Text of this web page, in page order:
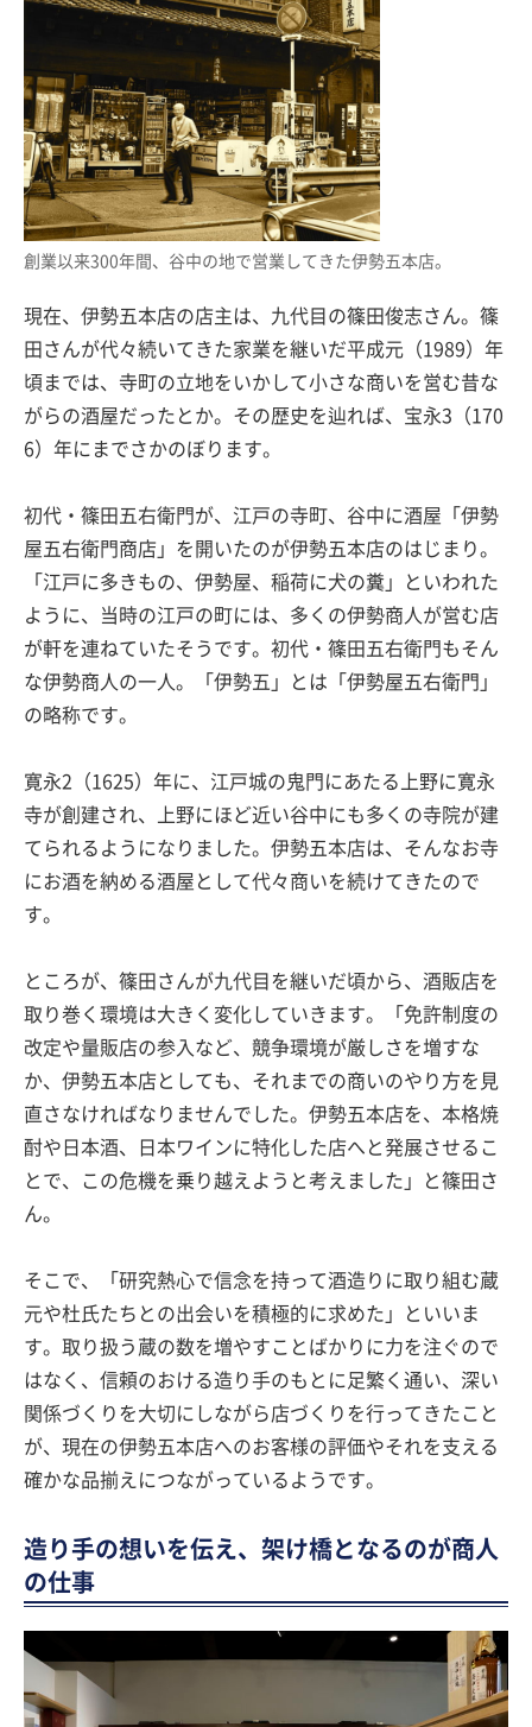
創業以来300年間、谷中の地で営業してきた伊勢五本店。
現在、伊勢五本店の店主は、九代目の篠田俊志さん。篠
田さんが代々続いてきた家業を継いだ平成元（1989）年
頃までは、寺町の立地をいかして小さな商いを営む昔な
がらの酒屋だったとか。その歴史を辿れば、宝永3（170
6）年にまでさかのぼります。
初代・篠田五右衛門が、江戸の寺町、谷中に酒屋「伊勢
屋五右衛門商店」を開いたのが伊勢五本店のはじまり。
「江戸に多きもの、伊勢屋、稲荷に犬の糞」といわれた
ように、当時の江戸の町には、多くの伊勢商人が営む店
が軒を連ねていたそうです。初代・篠田五右衛門もそん
な伊勢商人の一人。「伊勢五」とは「伊勢屋五右衛門」
の略称です。
寛永2（1625）年に、江戸城の鬼門にあたる上野に寛永
寺が創建され、上野にほど近い谷中にも多くの寺院が建
てられるようになりました。伊勢五本店は、そんなお寺
にお酒を納める酒屋として代々商いを続けてきたので
す。
ところが、篠田さんが九代目を継いだ頃から、酒販店を
取り巻く環境は大きく変化していきます。「免許制度の
改定や量販店の参入など、競争環境が厳しさを増すな
か、伊勢五本店としても、それまでの商いのやり方を見
直さなければなりませんでした。伊勢五本店を、本格焼
酎や日本酒、日本ワインに特化した店へと発展させるこ
とで、この危機を乗り越えようと考えました」と篠田さ
ん。
そこで、「研究熱心で信念を持って酒造りに取り組む蔵
元や杜氏たちとの出会いを積極的に求めた」といいま
す。取り扱う蔵の数を増やすことばかりに力を注ぐので
はなく、信頼のおける造り手のもとに足繁く通い、深い
関係づくりを大切にしながら店づくりを行ってきたこと
が、現在の伊勢五本店へのお客様の評価やそれを支える
確かな品揃えにつながっているようです。
造り手の想いを伝え、架け橋となるのが商人
の仕事